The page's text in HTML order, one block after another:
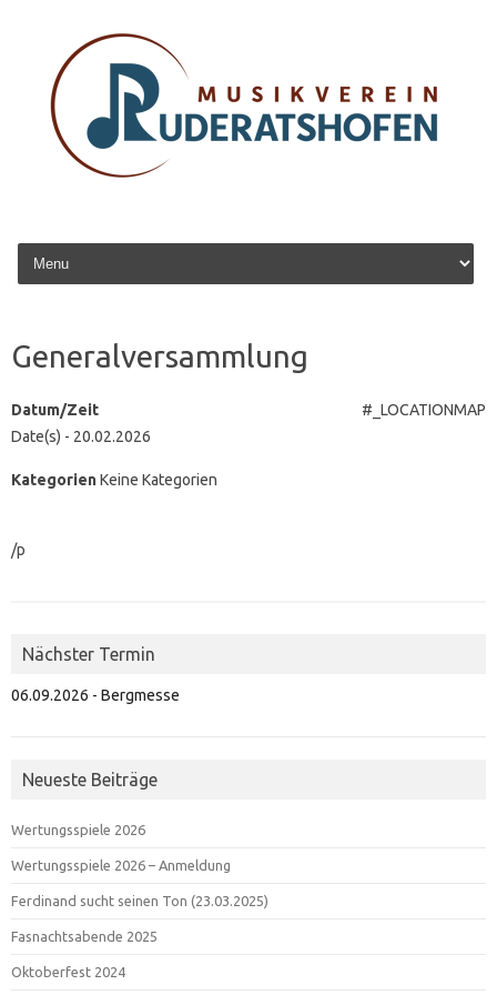
Zum Inhalt springen
Generalversammlung
#_LOCATIONMAP
Datum/Zeit
Date(s) - 20.02.2026
KategorienKeine Kategorien
/p
Nächster Termin
06.09.2026 - Bergmesse
Neueste Beiträge
Wertungsspiele 2026
Wertungsspiele 2026 – Anmeldung
Ferdinand sucht seinen Ton (23.03.2025)
Fasnachtsabende 2025
Oktoberfest 2024